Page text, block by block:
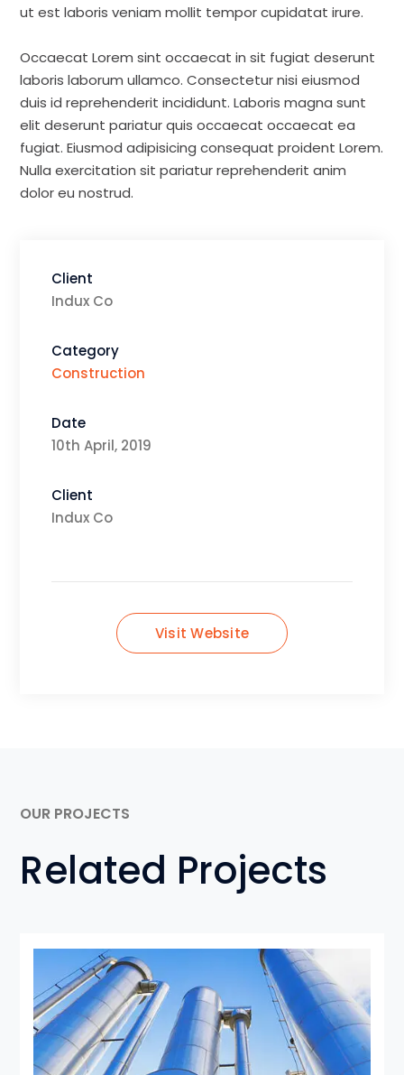
ut est laboris veniam mollit tempor cupidatat irure.
Occaecat Lorem sint occaecat in sit fugiat deserunt
laboris laborum ullamco. Consectetur nisi eiusmod
duis id reprehenderit incididunt. Laboris magna sunt
elit deserunt pariatur quis occaecat occaecat ea
fugiat. Eiusmod adipisicing consequat proident Lorem.
Nulla exercitation sit pariatur reprehenderit anim
dolor eu nostrud.
Client
Indux Co
Category
Construction
Date
10th April, 2019
Client
Indux Co
Visit Website
OUR PROJECTS
Related Projects